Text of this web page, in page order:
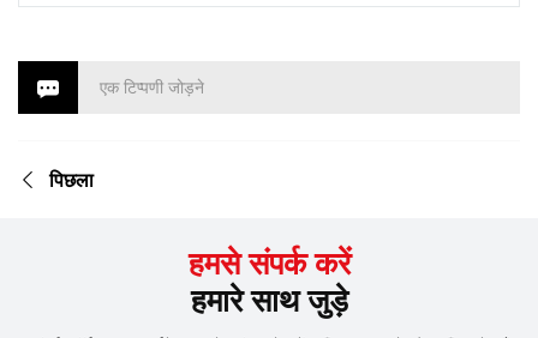
एक टिप्पणी जोड़ने
पिछला
हमसे संपर्क करें
हमारे साथ जुड़े